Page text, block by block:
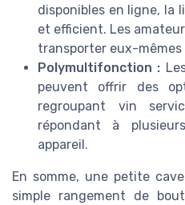
disponibles en ligne, la
et efficient. Les
transporter eux-
Polymultifonction :
peuvent offrir des
regroupant vin
répondant à
appareil.
En somme, une petite
simple rangement de